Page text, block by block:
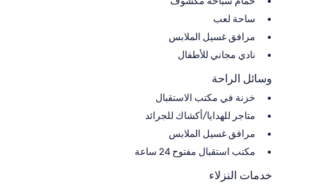
ساحة لعب
مرافق غسيل الملابس
نادي مجاني للأطفال
وسائل الراحة
خزنة في مكتب الاستقبال
متاجر للهدايا/أكشاك للجرائد
مرافق غسيل الملابس
مكتب استقبال مفتوح 24 ساعة
خدمات النزلاء